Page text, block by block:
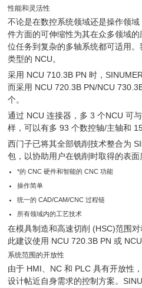
性能和灵活性
不论是在数控系统领域还是操作领
件方面的可伸缩性为其在众多领域
位任务到复杂的多轴系统都可适用
类型的 NCU。
采用 NCU 710.3B PN 时，
而采用 NCU 720.3B PN/NCU
个。
通过 NCU 连接器，多 3 个NCU 可
样，可以有多 93 个数控轴/主轴和
西门子已将其全部铣削技术整合为
包，以协助用户在铣削时取得的表面
*的 CNC 硬件和智能的 CNC 功能
操作简单
统一的 CAD/CAM/CNC 过程链
所有领域内的工艺技术
在模具制造和高速切削 (HSC)范围
此建议使用 NCU 720.3B PN 或 NCU
系统范围的开放性
由于 HMI、NC 和 PLC 具有开放性
设计帖近自身需求的控制方案。